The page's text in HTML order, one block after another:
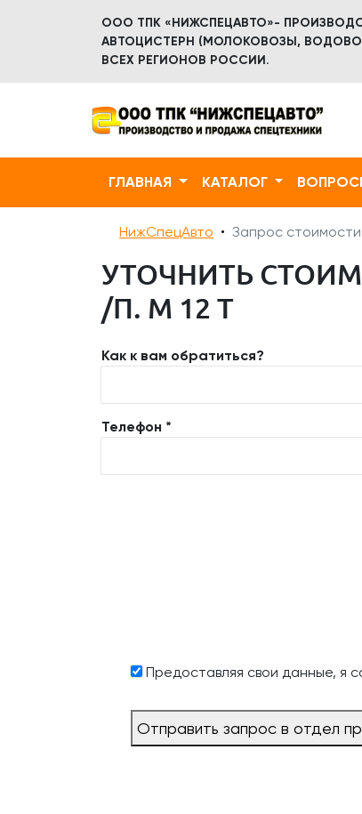
ООО ТПК «НИЖСПЕЦАВТО»-
АВТОЦИСТЕРН (МОЛОКОВОЗЫ,
ВСЕХ РЕГИОНОВ РОССИИ.
ГЛАВНАЯ КАТАЛОГ
НижСпецАвто Запрос
УТОЧНИТЬ
/П. М 12 Т
Как к вам обратиться?
Телефон *
Предоставляя свои данные, я
Отправить запрос в отдел